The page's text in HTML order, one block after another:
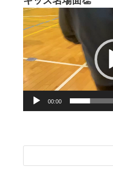
動
画
プ
レ
ヤ
00:00